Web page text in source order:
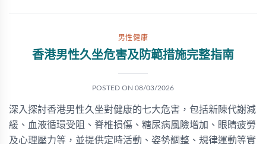
男性健康
香港男性久坐危害及防範措施完整指南
POSTED ON 08/03/2026
深入探討香港男性久坐對健康的七大危害，包括新陳代謝減
緩、血液循環受阻、脊椎損傷、糖尿病風險增加、眼睛疲勞
及心理壓力等，並提供定時活動、姿勢調整、規律運動等實